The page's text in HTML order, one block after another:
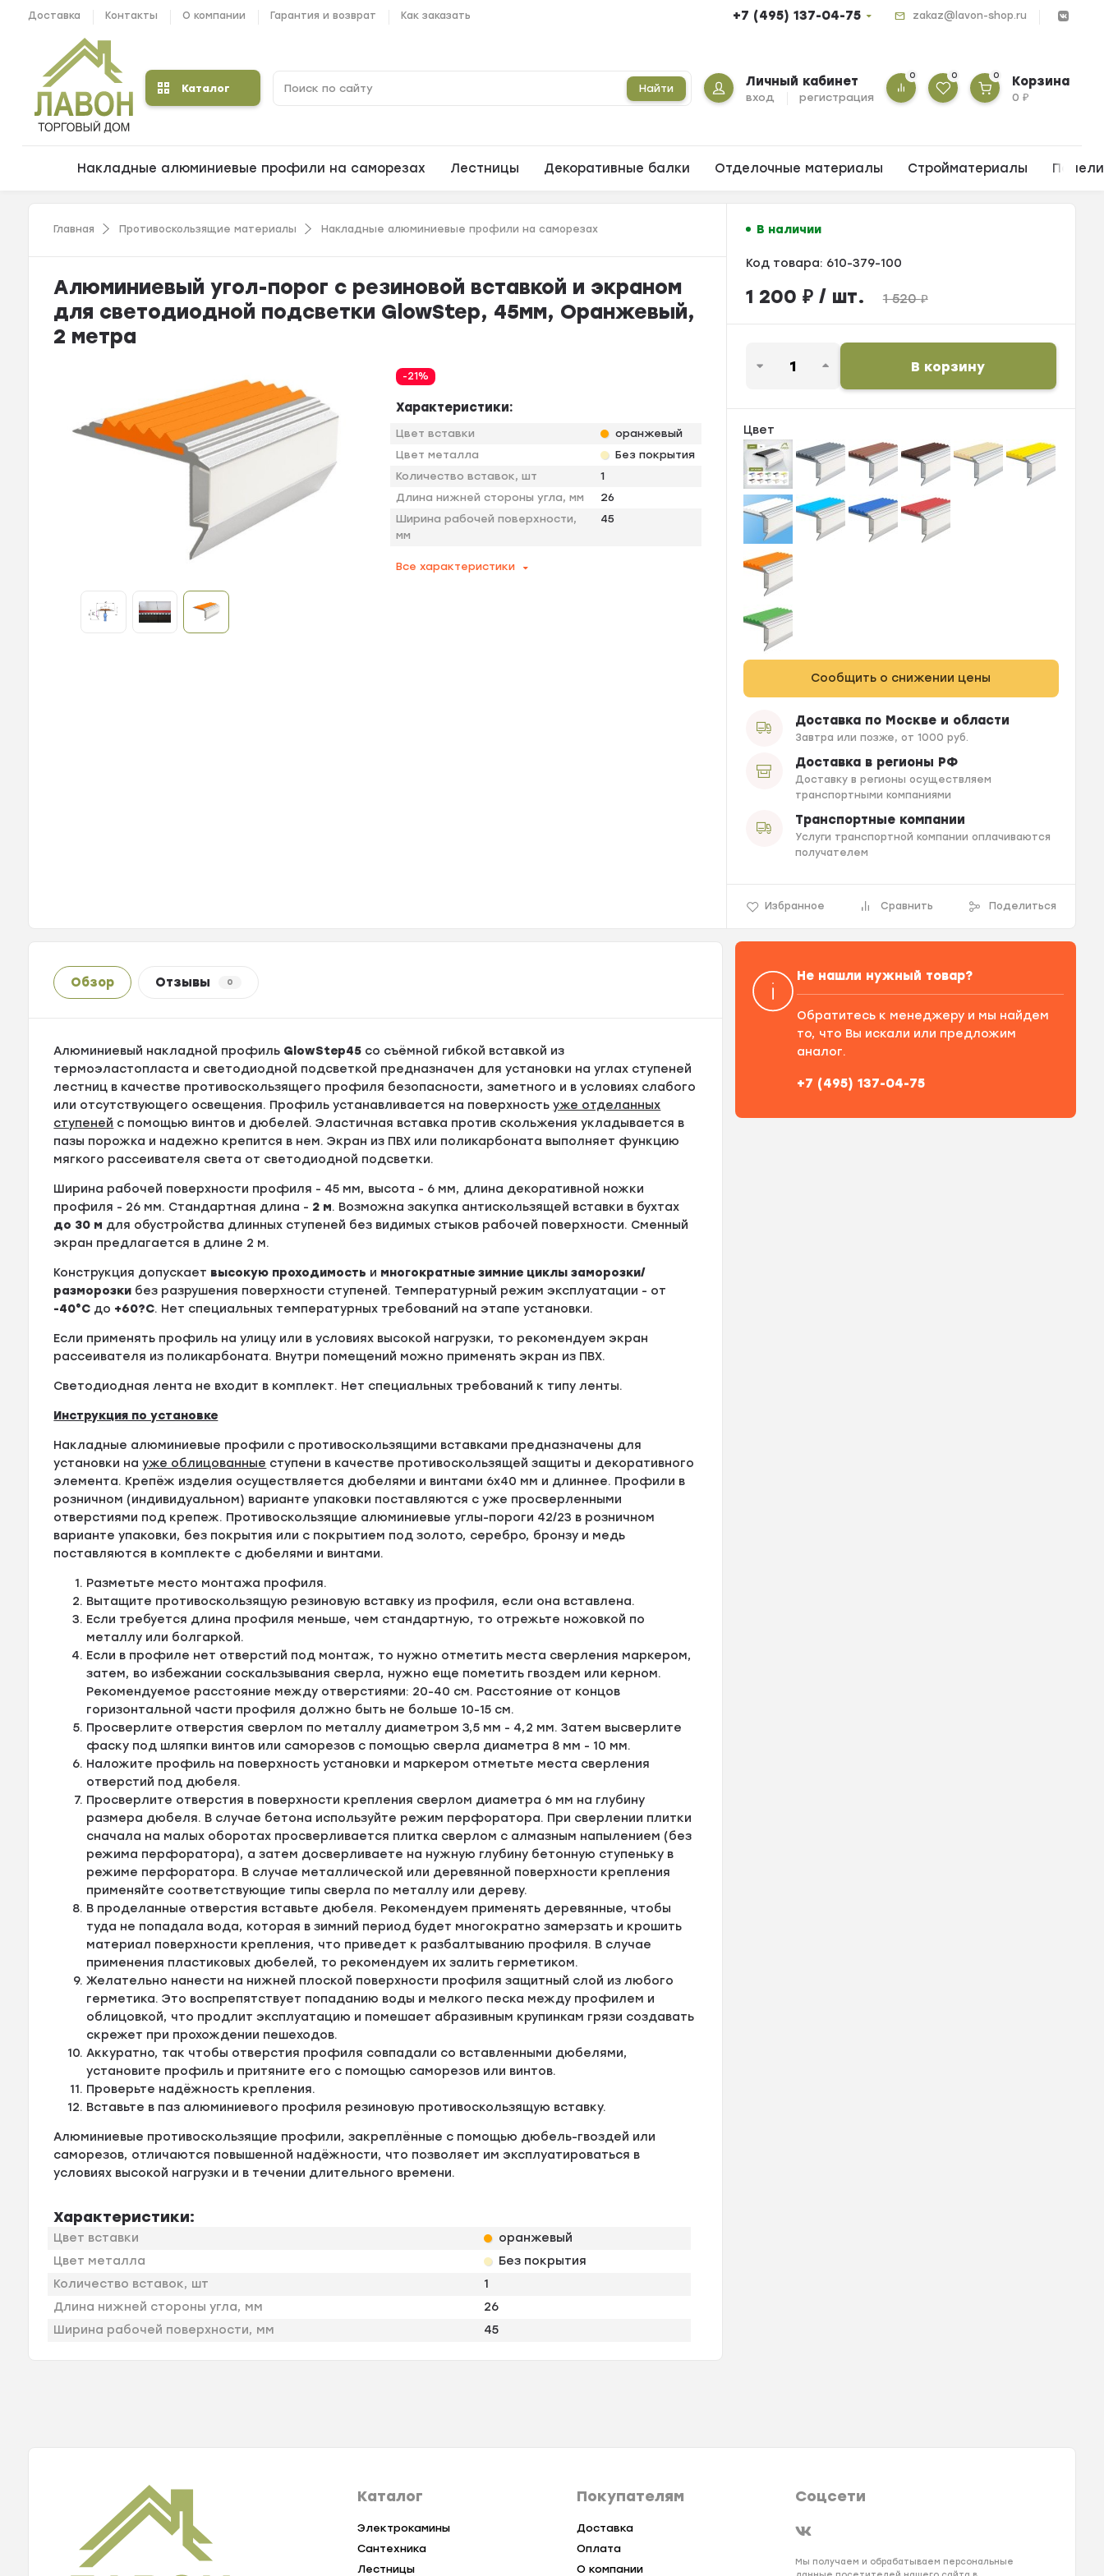
Доставка Контакты О компании Гарантия и возврат Как заказать +7 (495) 137-04-75 zakaz@lavon-shop.ru
Каталог Найти Личный кабинет
вход регистрация
0 0 0 Корзина
0₽
Накладные алюминиевые профили на саморезах Лестницы Декоративные балки Отделочные материалы Стройматериалы
Главная Противоскользящие материалы Накладные алюминиевые профили на саморезах
Алюминиевый угол-порог с резиновой вставкой и экраном
для светодиодной подсветки GlowStep, 45мм, Оранжевый,
2 метра
-21%
Характеристики:
Цвет вставки
оранжевый
Цвет металла
Без покрытия
Количество вставок, шт
1
Длина нижней стороны угла, мм
26
Ширина рабочей поверхности,
мм
45
Все характеристики
В наличии
Код товара: 610-379-100
1 200 ₽/ шт. 1 520₽
В корзину
Цвет
Сообщить о снижении цены
Доставка по Москве и области
Завтра или позже, от 1000 руб.
Доставка в регионы РФ
Доставку в регионы осуществляем
транспортными компаниями
Транспортные компании
Услуги транспортной компании оплачиваются
получателем
Избранное Сравнить Поделиться
Обзор Отзывы 0
Алюминиевый накладной профиль GlowStep45 со съёмной гибкой вставкой из
термоэластопласта и светодиодной подсветкой предназначен для установки на углах ступеней
лестниц в качестве противоскользящего профиля безопасности, заметного и в условиях слабого
или отсутствующего освещения. Профиль устанавливается на поверхностьуже отделанных
ступеней с помощью винтов и дюбелей. Эластичная вставка против скольжения укладывается в
пазы порожка и надежно крепится в нем. Экран из ПВХ или поликарбоната выполняет функцию
мягкого рассеивателя света от светодиодной подсветки.
Ширина рабочей поверхности профиля - 45 мм, высота - 6 мм, длина декоративной ножки
профиля - 26 мм. Стандартная длина - 2 м. Возможна закупка антискользящей вставки в бухтах
до 30 м для обустройства длинных ступеней без видимых стыков рабочей поверхности. Сменный
экран предлагается в длине 2 м.
Конструкция допускает высокую проходимость и многократные зимние циклы заморозки/
разморозки без разрушения поверхности ступеней. Температурный режим эксплуатации - от
-40°С до +60?С. Нет специальных температурных требований на этапе установки.
Если применять профиль на улицу или в условиях высокой нагрузки, то рекомендуем экран
рассеивателя из поликарбоната. Внутри помещений можно применять экран из ПВХ.
Светодиодная лента не входит в комплект. Нет специальных требований к типу ленты.
Инструкция по установке
Накладные алюминиевые профили с противоскользящими вставками предназначены для
установки науже облицованные ступени в качестве противоскользящей защиты и декоративного
элемента. Крепёж изделия осуществляется дюбелями и винтами 6х40 мм и длиннее. Профили в
розничном (индивидуальном) варианте упаковки поставляются с уже просверленными
отверстиями под крепеж. Противоскользящие алюминиевые углы-пороги 42/23 в розничном
варианте упаковки, без покрытия или с покрытием под золото, серебро, бронзу и медь
поставляются в комплекте с дюбелями и винтами.
Разметьте место монтажа профиля.
Вытащите противоскользящую резиновую вставку из профиля, если она вставлена.
Если требуется длина профиля меньше, чем стандартную, то отрежьте ножовкой по
металлу или болгаркой.
Если в профиле нет отверстий под монтаж, то нужно отметить места сверления маркером,
затем, во избежании соскальзывания сверла, нужно еще пометить гвоздем или керном.
Рекомендуемое расстояние между отверстиями: 20-40 см. Расстояние от концов
горизонтальной части профиля должно быть не больше 10-15 см.
Просверлите отверстия сверлом по металлу диаметром 3,5 мм - 4,2 мм. Затем высверлите
фаску под шляпки винтов или саморезов с помощью сверла диаметра 8 мм - 10 мм.
Наложите профиль на поверхность установки и маркером отметьте места сверления
отверстий под дюбеля.
Просверлите отверстия в поверхности крепления сверлом диаметра 6 мм на глубину
размера дюбеля. В случае бетона используйте режим перфоратора. При сверлении плитки
сначала на малых оборотах просверливается плитка сверлом с алмазным напылением (без
режима перфоратора), а затем досверливаете на нужную глубину бетонную ступеньку в
режиме перфоратора. В случае металлической или деревянной поверхности крепления
применяйте соответствующие типы сверла по металлу или дереву.
В проделанные отверстия вставьте дюбеля. Рекомендуем применять деревянные, чтобы
туда не попадала вода, которая в зимний период будет многократно замерзать и крошить
материал поверхности крепления, что приведет к разбалтыванию профиля. В случае
применения пластиковых дюбелей, то рекомендуем их залить герметиком.
Желательно нанести на нижней плоской поверхности профиля защитный слой из любого
герметика. Это воспрепятствует попаданию воды и мелкого песка между профилем и
облицовкой, что продлит эксплуатацию и помешает абразивным крупинкам грязи создавать
скрежет при прохождении пешеходов.
Аккуратно, так чтобы отверстия профиля совпадали со вставленными дюбелями,
установите профиль и притяните его с помощью саморезов или винтов.
Проверьте надёжность крепления.
Вставьте в паз алюминиевого профиля резиновую противоскользящую вставку.
Алюминиевые противоскользящие профили, закреплённые с помощью дюбель-гвоздей или
саморезов, отличаются повышенной надёжности, что позволяет им эксплуатироваться в
условиях высокой нагрузки и в течении длительного времени.
Характеристики:
Цвет вставки
оранжевый
Цвет металла
Без покрытия
Количество вставок, шт
1
Длина нижней стороны угла, мм
26
Ширина рабочей поверхности, мм
45
Не нашли нужный товар?
Обратитесь к менеджеру и мы найдем
то, что Вы искали или предложим
аналог.
+7 (495) 137-04-75
Каталог
Электрокамины
Сантехника
Лестницы
Покупателям
Доставка
Оплата
О компании
Соцсети
Мы получаем и обрабатываем персональные